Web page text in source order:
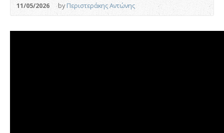
11/05/2026 byΠεριστεράκης Αντώνης